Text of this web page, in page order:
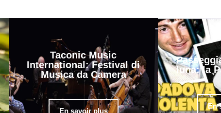
Taconic Music
International: Festival di
Musica da Camera
En savoir plus
luna: la
En